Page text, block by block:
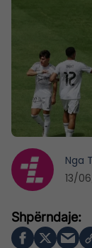
Nga
13/